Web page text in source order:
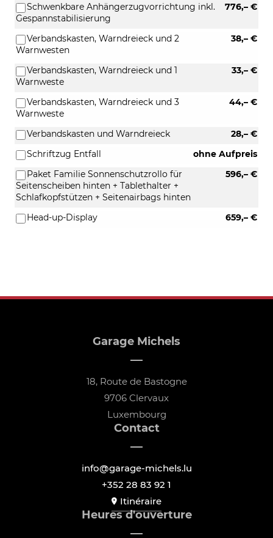
776,– €
Schwenkbare Anhängerzugvorrichtung inkl.
Gespannstabilisierung
38,– €
Verbandskasten, Warndreieck und 2
Warnwesten
33,– €
Verbandskasten, Warndreieck und 1
Warnweste
44,– €
Verbandskasten, Warndreieck und 3
Warnweste
28,– €
Verbandskasten und Warndreieck
ohne Aufpreis
Schriftzug Entfall
596,– €
Paket Familie Sonnenschutzrollo für
Seitenscheiben hinten + Tablethalter +
Schlafkopfstützen + Seitenairbags hinten
659,– €
Head-up-Display
Garage Michels
18, Route de Bastogne
9706 Clervaux
Luxembourg
Contact
info@garage-michels.lu
+352 28 83 92 1
Itinéraire
Heures d'ouverture